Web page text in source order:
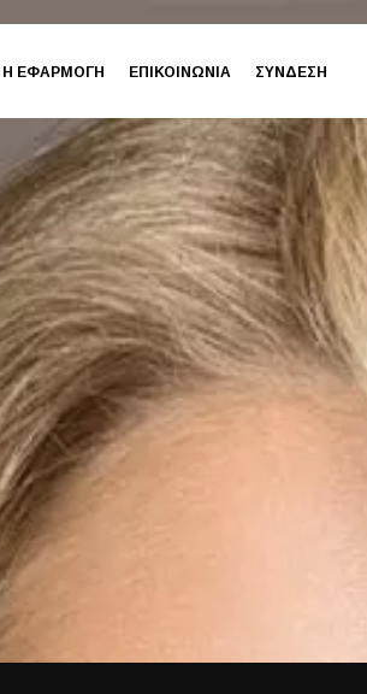
Η ΕΦΑΡΜΟΓΗ ΕΠΙΚΟΙΝΩΝΙΑ ΣΥΝΔΕΣΗ